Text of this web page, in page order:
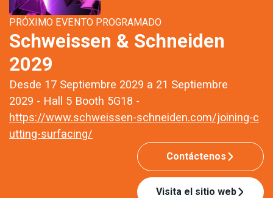
PRÓXIMO EVENTO PROGRAMADO
Schweissen & Schneiden
2029
Desde 17 Septiembre 2029 a 21 Septiembre
2029 - Hall 5 Booth 5G18 -
https://www.schweissen-schneiden.com/joining-c
utting-surfacing/
Contáctenos
Visita el sitio web